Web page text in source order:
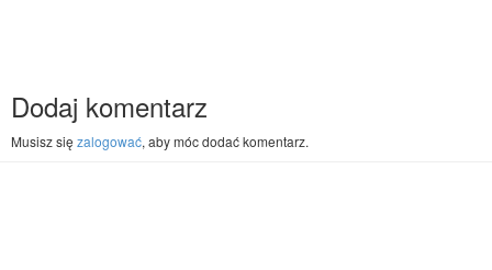
Dodaj komentarz
Musisz się zalogować, aby móc dodać komentarz.